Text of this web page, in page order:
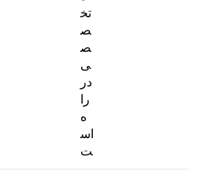
تخ
ص
ص
ی
در
را
ه
اس
ت